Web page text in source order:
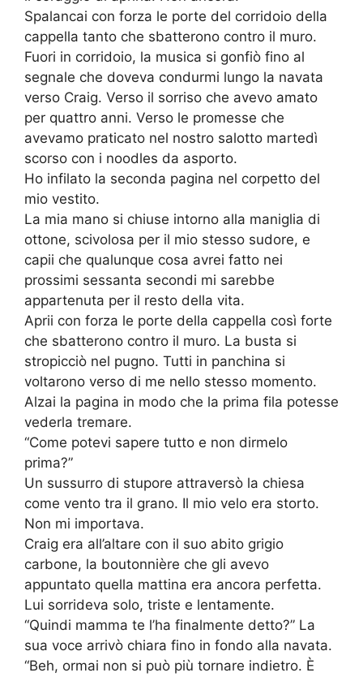
Spalancai con forza le porte del corridoio della
cappella tanto che sbatterono contro il muro.
Fuori in corridoio, la musica si gonfiò fino al
segnale che doveva condurmi lungo la navata
verso Craig. Verso il sorriso che avevo amato
per quattro anni. Verso le promesse che
avevamo praticato nel nostro salotto martedì
scorso con i noodles da asporto.
Ho infilato la seconda pagina nel corpetto del
mio vestito.
La mia mano si chiuse intorno alla maniglia di
ottone, scivolosa per il mio stesso sudore, e
capii che qualunque cosa avrei fatto nei
prossimi sessanta secondi mi sarebbe
appartenuta per il resto della vita.
Aprii con forza le porte della cappella così forte
che sbatterono contro il muro. La busta si
stropicciò nel pugno. Tutti in panchina si
voltarono verso di me nello stesso momento.
Alzai la pagina in modo che la prima fila potesse
vederla tremare.
“Come potevi sapere tutto e non dirmelo
prima?”
Un sussurro di stupore attraversò la chiesa
come vento tra il grano. Il mio velo era storto.
Non mi importava.
Craig era all’altare con il suo abito grigio
carbone, la boutonnière che gli avevo
appuntato quella mattina era ancora perfetta.
Lui sorrideva solo, triste e lentamente.
“Quindi mamma te l’ha finalmente detto?” La
sua voce arrivò chiara fino in fondo alla navata.
“Beh, ormai non si può più tornare indietro. È